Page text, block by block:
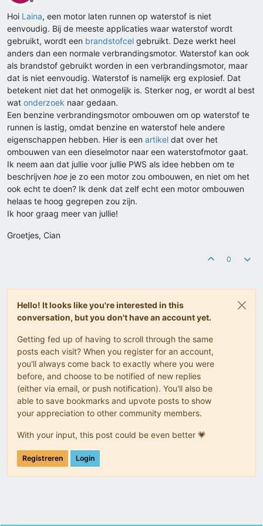
Offline
Hoi Laina, een motor laten runnen op waterstof is niet
eenvoudig. Bij de meeste applicaties waar waterstof wordt
gebruikt, wordt een brandstofcel gebruikt. Deze werkt heel
anders dan een normale verbrandingsmotor. Waterstof kan ook
als brandstof gebruikt worden in een verbrandingsmotor, maar
dat is niet eenvoudig. Waterstof is namelijk erg explosief. Dat
betekent niet dat het onmogelijk is. Sterker nog, er wordt al best
wat onderzoek naar gedaan.
Een benzine verbrandingsmotor ombouwen om op waterstof te
runnen is lastig, omdat benzine en waterstof hele andere
eigenschappen hebben. Hier is een artikel dat over het
ombouwen van een dieselmotor naar een waterstofmotor gaat.
Ik neem aan dat jullie voor jullie PWS als idee hebben om te
beschrijven hoe je zo een motor zou ombouwen, en niet om het
ook echt te doen? Ik denk dat zelf echt een motor ombouwen
helaas te hoog gegrepen zou zijn.
Ik hoor graag meer van jullie!
Groetjes, Cian
0
Hello! It looks like you're interested in this
conversation, but you don't have an account yet.
Getting fed up of having to scroll through the same
posts each visit? When you register for an account,
you'll always come back to exactly where you were
before, and choose to be notified of new replies
(either via email, or push notification). You'll also be
able to save bookmarks and upvote posts to show
your appreciation to other community members.
With your input, this post could be even better 💗
Registreren Login